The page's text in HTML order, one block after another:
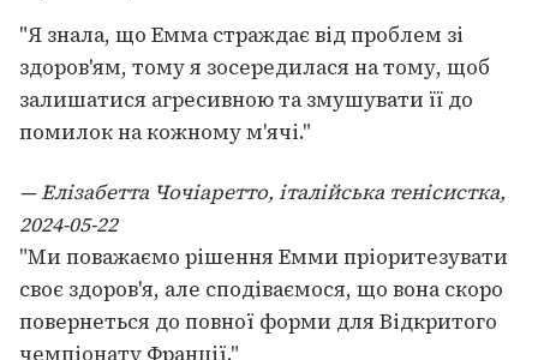
"Я знала, що Емма страждає від проблем зі
здоров'ям, тому я зосередилася на тому, щоб
залишатися агресивною та змушувати її до
помилок на кожному м'ячі."
— Елізабетта Чочіаретто, італійська тенісистка,
2024-05-22
"Ми поважаємо рішення Емми пріоритезувати
своє здоров'я, але сподіваємося, що вона скоро
повернеться до повної форми для Відкритого
чемпіонату Франції."